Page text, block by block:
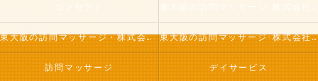
コンセプト
東大阪の訪問マッサージ・株式会社ケアフィールドの評判 東大阪の訪問マッサージ･株式会社ケアフィールドのお客様の声
訪問マッサージ デイサービス